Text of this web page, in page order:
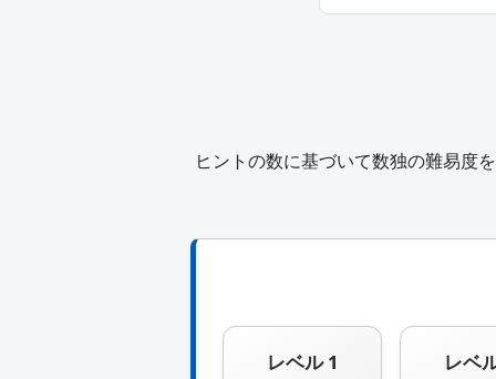
ヒントの数に基づいて数独の難易度
レベル 1 レベ